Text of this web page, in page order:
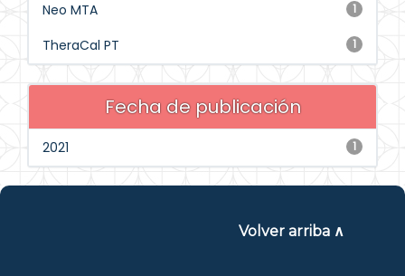
1
Neo MTA
1
TheraCal PT
Fecha de publicación
1
2021
Volver arriba ∧